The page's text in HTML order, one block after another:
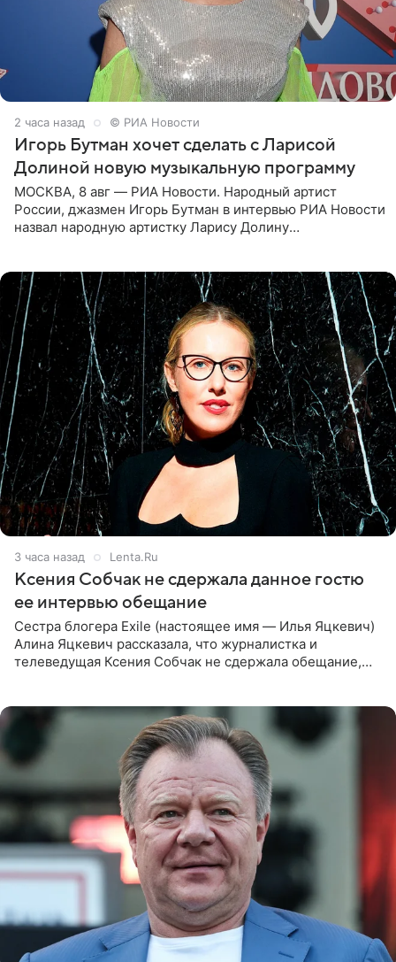
2 часа назад © РИА Новости
Игорь Бутман хочет сделать с Ларисой
Долиной новую музыкальную программу
МОСКВА, 8 авг — РИА Новости. Народный артист
России, джазмен Игорь Бутман в интервью РИА Новости
назвал народную артистку Ларису Долину
3 часа назад Lenta.Ru
Ксения Собчак не сдержала данное гостю
ее интервью обещание
Сестра блогера Exile (настоящее имя — Илья Яцкевич)
Алина Яцкевич рассказала, что журналистка и
телеведущая Ксения Собчак не сдержала обещание,